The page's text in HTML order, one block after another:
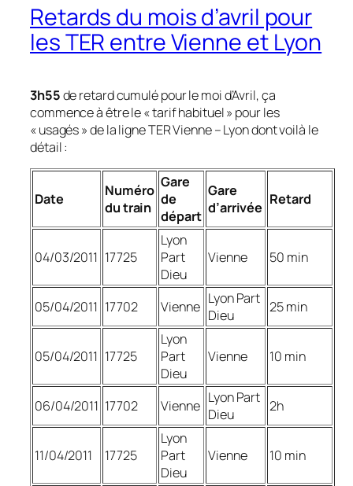
Retards du mois d’avril pour
les TER entre Vienne et Lyon
3h55de retard cumulé pour le moi d’Avril, ça
commence à être le« tarif habituel » pour les
« usagés »de la ligne TER Vienne – Lyon dont voilà le
détail :
Date
Numéro
du train
Gare
de
départ
Gare
d’arrivée Retard
04/03/2011 17725
Lyon
Part
Dieu
Vienne 50 min
05/04/2011 17702 Vienne Lyon Part
Dieu
25 min
05/04/2011 17725
Lyon
Part
Dieu
Vienne 10 min
06/04/2011 17702 Vienne Lyon Part
Dieu
2h
11/04/2011 17725
Lyon
Part
Dieu
Vienne 10 min